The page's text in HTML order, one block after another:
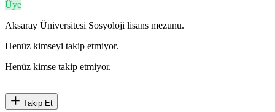
Üye
Aksaray Üniversitesi Sosyoloji lisans mezunu.
Henüz kimseyi takip etmiyor.
Henüz kimse takip etmiyor.
Takip Et